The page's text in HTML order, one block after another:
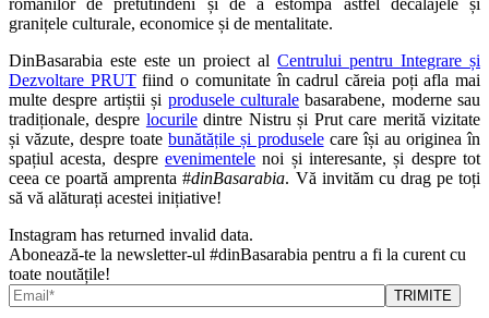
granițele culturale, economice și de mentalitate.
DinBasarabia este este un proiect al Centrului pentru Integrare și
Dezvoltare PRUTfiind o comunitate în cadrul căreia poți afla mai
multe despre artiștii și produsele culturalebasarabene, moderne sau
tradiționale, despre locuriledintre Nistru și Prut care merită vizitate
și văzute, despre toatebunătățile și produselecare își au originea în
spațiul acesta, despre evenimentele noi și interesante, și despre tot
ceea ce poartă amprenta #dinBasarabia. Vă invităm cu drag pe toți
să vă alăturați acestei inițiative!
Instagram has returned invalid data.
Abonează-te la newsletter-ul #dinBasarabia pentru a fi la curent cu
toate noutățile!